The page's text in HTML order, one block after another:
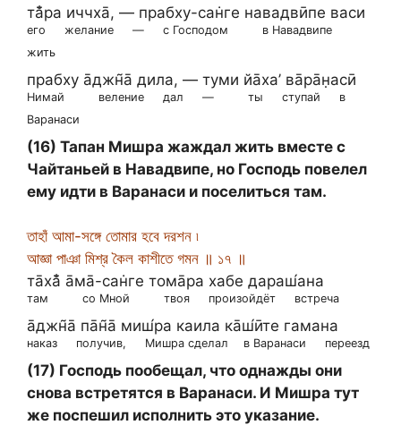
та̄̐ра иччха̄, — прабху-сан̇ге навадвӣпе васи
его желание — с Господом
в Навадвипе
жить
прабху а̄джн̃а̄ дила, — туми йа̄ха’ ва̄ра̄н̣асӣ
Нимай веление дал — ты ступай
в
Варанаси
(16) Тапан Мишра жаждал жить вместе с
Чайтаньей в Навадвипе, но Господь повелел
ему идти в Варанаси и поселиться там.
তাহাঁ আমা-সঙ্গে তোমার হবে দরশন ৷
আজ্ঞা পাঞা মিশ্র কৈল কাশীতে গমন ॥ ১৭ ॥
та̄ха̄̐ а̄ма̄-сан̇ге тома̄ра хабе дараш́ана
там со Мной твоя произойдёт встреча
а̄джн̃а̄ па̄н̃а̄ миш́ра каила ка̄ш́ӣте гамана
наказ получив, Мишра сделал в Варанаси переезд
(17) Господь пообещал, что однажды они
снова встретятся в Варанаси. И Мишра тут
же поспешил исполнить это указание.